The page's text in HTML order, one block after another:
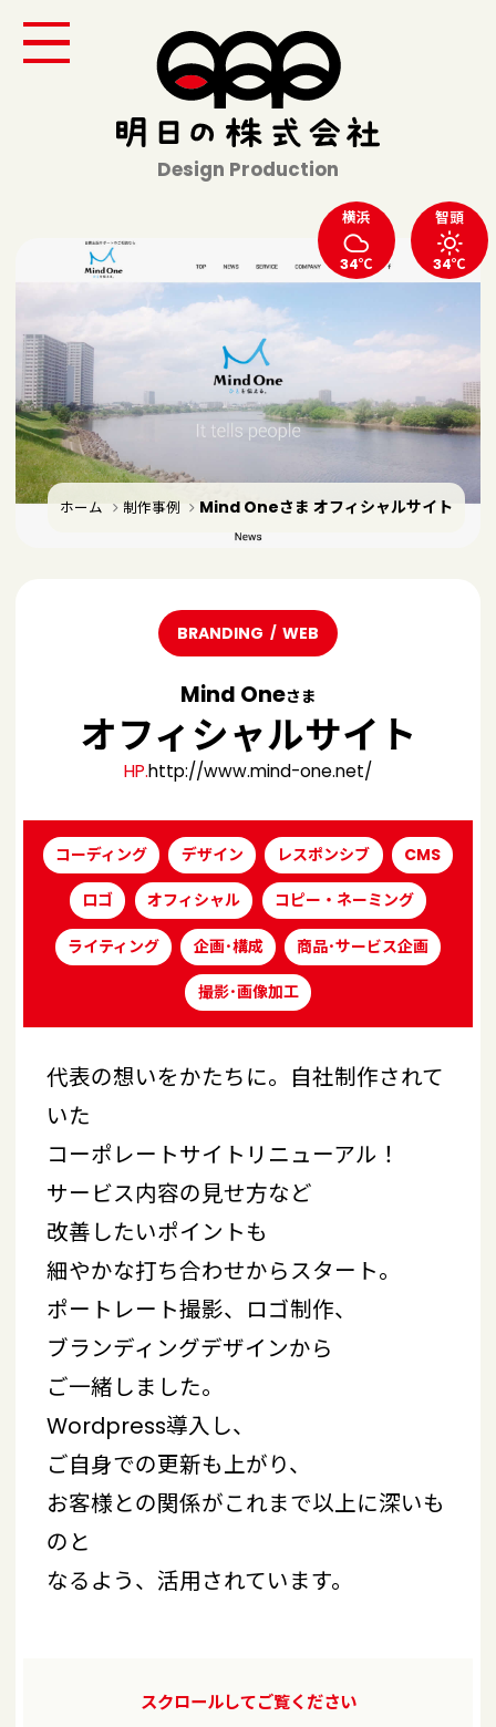
Design Production
横浜
34℃
智頭
34℃
ホーム 制作事例 Mind Oneさま オフィシャルサイト
BRANDING WEB
Mind Oneさま
オフィシャルサイト
HP.http://www.mind-one.net/
コーディング デザイン レスポンシブ CMS
ロゴ オフィシャル コピー・ネーミング
ライティング 企画･構成 商品･サービス企画
撮影･画像加工
代表の想いをかたちに。自社制作されて
いた
コーポレートサイトリニューアル！
サービス内容の見せ方など
改善したいポイントも
細やかな打ち合わせからスタート。
ポートレート撮影、ロゴ制作、
ブランディングデザインから
ご一緒しました。
Wordpress導入し、
ご自身での更新も上がり、
お客様との関係がこれまで以上に深いも
のと
なるよう、活用されています。